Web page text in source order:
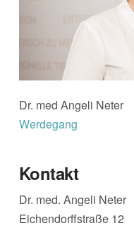
Dr. med Angeli Neter
Werdegang
Kontakt
Dr. med. Angeli Neter
Eichendorffstraße 12